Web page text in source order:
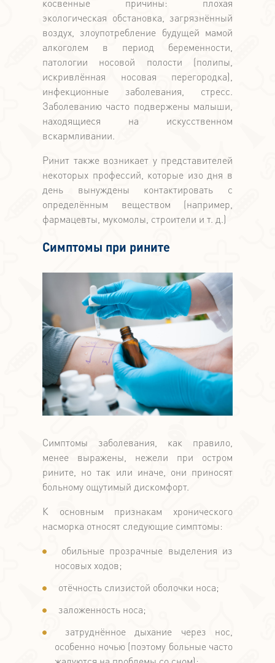
косвенные причины: плохая
экологическая обстановка, загрязнённый
воздух, злоупотребление будущей мамой
алкоголем в период беременности,
патологии носовой полости (полипы,
искривлённая носовая перегородка),
инфекционные заболевания, стресс.
Заболеванию часто подвержены малыши,
находящиеся на искусственном
вскармливании.
Ринит также возникает у представителей
некоторых профессий, которые изо дня в
день вынуждены контактировать с
определённым веществом (например,
фармацевты, мукомолы, строители и т. д.)
Симптомы при рините
Симптомы заболевания, как правило,
менее выражены, нежели при остром
рините, но так или иначе, они приносят
больному ощутимый дискомфорт.
К основным признакам хронического
насморка относят следующие симптомы:
обильные прозрачные выделения из
носовых ходов;
отёчность слизистой оболочки носа;
заложенность носа;
затруднённое дыхание через нос,
особенно ночью (поэтому больные часто